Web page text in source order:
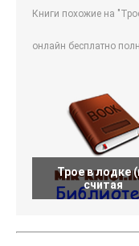
Книги похожие на
онлайн бесплатно
Трое в лодке
считая